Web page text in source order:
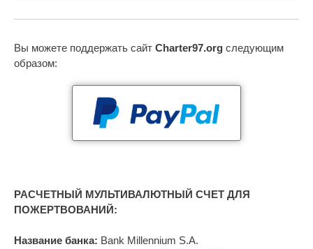
Вы можете поддержать сайт Charter97.org следующим
образом:
РАСЧЕТНЫЙ МУЛЬТИВАЛЮТНЫЙ СЧЕТ ДЛЯ
ПОЖЕРТВОВАНИЙ:
Название банка: Bank Millennium S.A.